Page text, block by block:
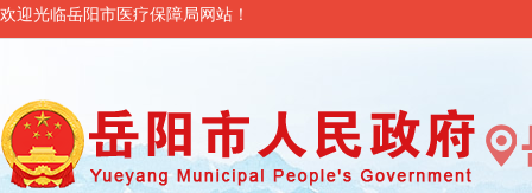
欢迎光临岳阳市医疗保障局网站！